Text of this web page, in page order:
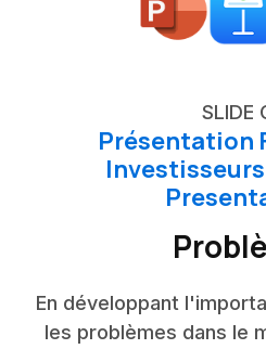
SLIDE
Présentation
En développant
les problèmes dans le